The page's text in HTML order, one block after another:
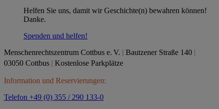
Helfen Sie uns, damit wir Geschichte(n) bewahren können!
Danke.
Spenden und helfen!
Menschenrechtszentrum Cottbus e. V. | Bautzener Straße 140 |
03050 Cottbus | Kostenlose Parkplätze
Information und Reservierungen:
Telefon +49 (0) 355 / 290 133-0